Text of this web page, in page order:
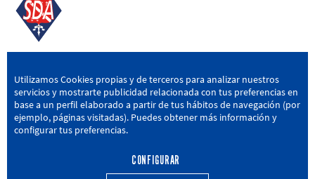
SD AMOREBIETA
San Miguel Kalea, 16, 48340 Amorebieta, Bizkaia
946 604 751 | sda@sdamorebieta.eus
Utilizamos Cookies propias y de terceros para analizar nuestros
servicios y mostrarte publicidad relacionada con tus preferencias en
base a un perfil elaborado a partir de tus hábitos de navegación (por
ejemplo, páginas visitadas). Puedes obtener más información y
configurar tus preferencias.
CONFIGURAR